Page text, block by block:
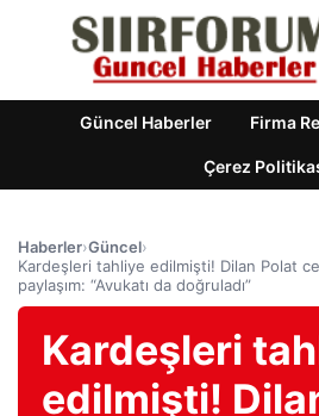
Güncel Haberler Firma
Çerez
Haberler›Güncel›
Kardeşleri tahliye edilmişti! Dilan Polat
paylaşım: “Avukatı da doğruladı”
Kardeşleri
edilmişti!